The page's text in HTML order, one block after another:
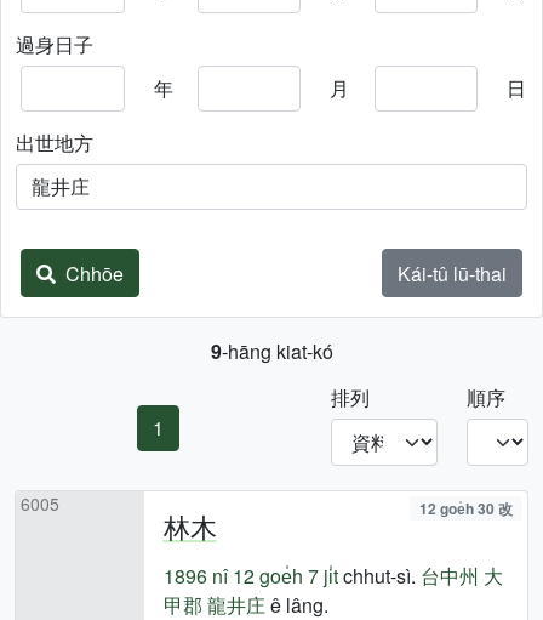
過身日子
年
月
日
出世地方
Chhōe Kái-tû lū-thai
9-hāng kiat-kó
1
排列 順序
6005
林木 12 goe̍h 30 改
1896 nî 12 goe̍h 7 ji̍tchhut-sì. 台中州 大
甲郡 龍井庄ê lâng.